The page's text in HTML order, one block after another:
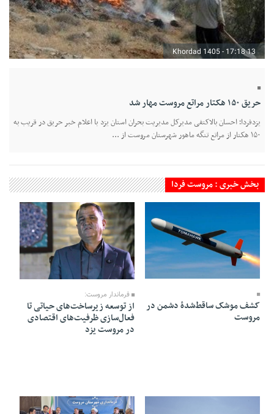
13 Khordad 1405 - 17:18
حریق ۱۵۰ هکتار مراتع مروست مهار شد
یزدفردا؛ احسان بالاکتفی مدیرکل مدیریت بحران استان یزد با اعلام خبر حریق در قریب به
۱۵۰ هکتار از مراتع تنگه ماهور شهرستان مروست از ...
بخش خبری : مروست فردا
کشف موشک ساقط‌شدۀ دشمن در
مروست
16 Bahman 1404 - 20:13
فرماندار مروست:
از توسعه زیرساخت‌های حیاتی تا
فعال‌سازی ظرفیت‌های اقتصادی
در مروست یزد